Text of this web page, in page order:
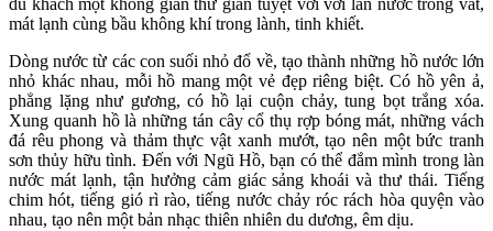
mát lạnh cùng bầu không khí trong lành, tinh khiết.
Dòng nước từ các con suối nhỏ đổ về, tạo thành những hồ nước lớn
nhỏ khác nhau, mỗi hồ mang một vẻ đẹp riêng biệt. Có hồ yên ả,
phẳng lặng như gương, có hồ lại cuộn chảy, tung bọt trắng xóa.
Xung quanh hồ là những tán cây cổ thụ rợp bóng mát, những vách
đá rêu phong và thảm thực vật xanh mướt, tạo nên một bức tranh
sơn thủy hữu tình. Đến với Ngũ Hồ, bạn có thể đắm mình trong làn
nước mát lạnh, tận hưởng cảm giác sảng khoái và thư thái. Tiếng
chim hót, tiếng gió rì rào, tiếng nước chảy róc rách hòa quyện vào
nhau, tạo nên một bản nhạc thiên nhiên du dương, êm dịu.